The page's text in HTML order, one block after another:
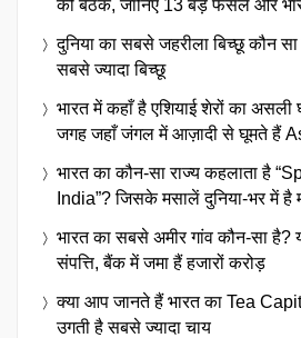
की बैठक, जानिए 13 बड़े फैसले और
दुनिया का सबसे जहरीला बिच्छू कौन
सबसे ज्यादा बिच्छू
भारत में कहाँ है एशियाई शेरों का असली
जगह जहाँ जंगल में आज़ादी से घूमते हैं
भारत का कौन-सा राज्य कहलाता है
India”? जिसके मसालें दुनिया-भर में है
भारत का सबसे अमीर गांव कौन-सा है?
संपत्ति, बैंक में जमा हैं हजारों करोड़
क्या आप जानते हैं भारत का Tea
उगती है सबसे ज्यादा चाय